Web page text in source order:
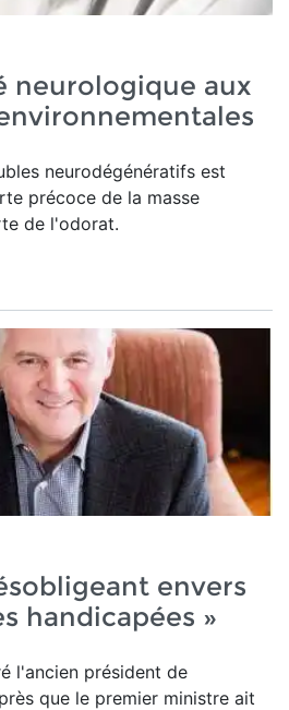
neurologique aux
neurodégénératifs est
précoce de la masse
de l'odorat.
envers
handicapées »
l'ancien président de
que le premier ministre ait